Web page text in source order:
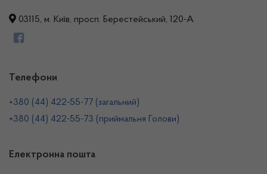
03115, м. Київ, просп. Берестейський, 120-А
Телефони
+380 (44) 422-55-77 (загальний)
+380 (44) 422-55-73 (приймальня Голови)
Електронна пошта